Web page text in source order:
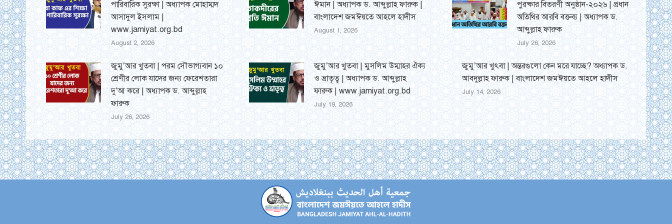
পারিবারিক সুরক্ষা | অধ্যাপক মোহাম্মদ
আসাদুল ইসলাম |
www.jamiyat.org.bd
August 2, 2026
ঈমান | অধ্যাপক ড. আব্দুল্লাহ ফারুক |
বাংলাদেশ জমঈয়তে আহলে হাদীস
August 1, 2026
পুরষ্কার বিতরণী অনুষ্ঠান-২০২৬ | প্রধান
অতিথির আরবি বক্তব্য | অধ্যাপক ড.
আব্দুল্লাহ ফারুক
July 26, 2026
জুমু’আর খুতবা | পরম সৌভাগ্যবান ১০
শ্রেণীর লোক যাদের জন্য ফেরেশতারা
দু’আ করে | অধ্যাপক ড. আব্দুল্লাহ
ফারুক
July 26, 2026
জুমু’আর খুতবা | মুসলিম উম্মাহর ঐক্য
ও ভ্রাতৃত্ব | অধ্যাপক ড. আব্দুল্লাহ
ফারুক | www.jamiyat.org.bd
July 19, 2026
জুমু’আর খুৎবা | অন্তরগুলো কেন মরে যাচ্ছে? অধ্যাপক ড.
আবদুল্লাহ ফারুক | বাংলাদেশ জমঈয়তে আহলে হাদীস
July 14, 2026